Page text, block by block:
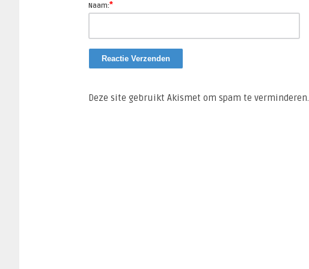
Naam:*
Deze site gebruikt Akismet om spam te verminderen.